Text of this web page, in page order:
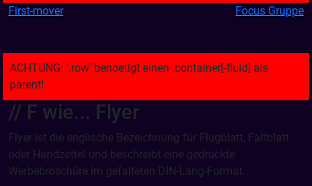
First-mover Focus Gruppe
// F wie... Flyer
Flyer ist die englische Bezeichnung für Flugblatt, Faltblatt
oder Handzettel und beschreibt eine gedruckte
Werbebroschüre im gefalteten DIN-Lang-Format.